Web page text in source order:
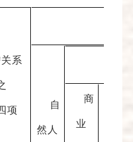
系
项 自
然人
商
业